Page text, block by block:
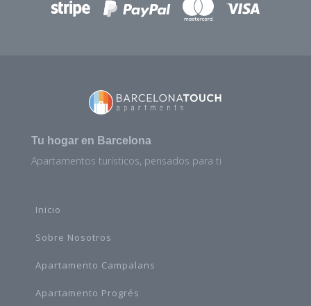
Tu hogar en Barcelona
Apartamentos turísticos, pensados para ti
Inicio
Sobre Nosotros
Apartamento Campalans
Apartamento Progrés